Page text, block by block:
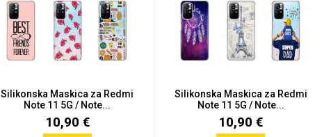
Silikonska Maskica za Redmi
Note 11 5G / Note...
10,90 €
Silikonska Maskica za Redmi
Note 11 5G / Note...
10,90 €